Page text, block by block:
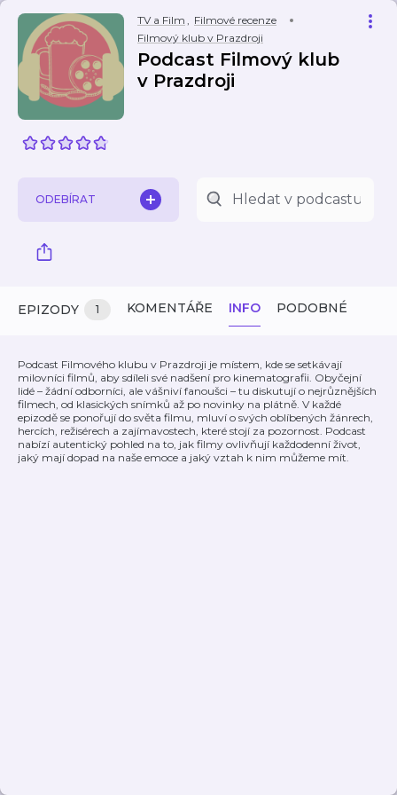
TV a Film , Filmové recenze
Filmový klub v Prazdroji
Podcast Filmový klub
v Prazdroji
ODEBÍRAT
EPIZODY 1 KOMENTÁŘE INFO PODOBNÉ
Podcast Filmového klubu v Prazdroji je místem, kde se setkávají
milovníci filmů, aby sdíleli své nadšení pro kinematografii. Obyčejní
lidé – žádní odborníci, ale vášniví fanoušci – tu diskutují o nejrůznějších
filmech, od klasických snímků až po novinky na plátně. V každé
epizodě se ponořují do světa filmu, mluví o svých oblíbených žánrech,
hercích, režisérech a zajímavostech, které stojí za pozornost. Podcast
nabízí autentický pohled na to, jak filmy ovlivňují každodenní život,
jaký mají dopad na naše emoce a jaký vztah k nim můžeme mít.